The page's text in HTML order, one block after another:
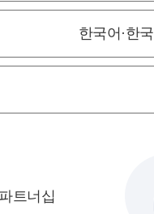
한국어·한
파트너십